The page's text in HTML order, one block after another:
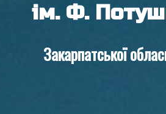
ім. Ф.
Закарпатської